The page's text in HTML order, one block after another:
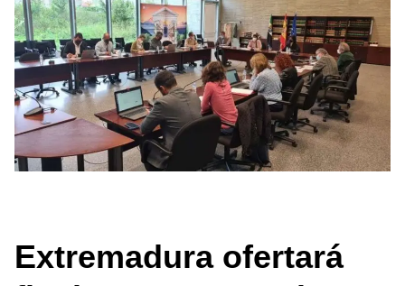
Extremadura ofertará